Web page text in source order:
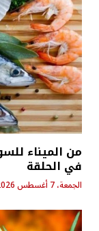
من الميناء
في الحلقة
الجمعة، 7 أغسطس 2026 - 8:56 ص